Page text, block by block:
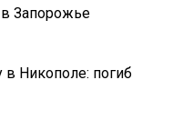
Запорожье
в Никополе: погиб